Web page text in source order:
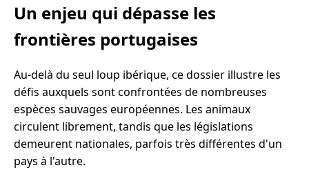
Un enjeu qui dépasse les
frontières portugaises
Au-delà du seul loup ibérique, ce dossier illustre les
défis auxquels sont confrontées de nombreuses
espèces sauvages européennes. Les animaux
circulent librement, tandis que les législations
demeurent nationales, parfois très différentes d'un
pays à l'autre.